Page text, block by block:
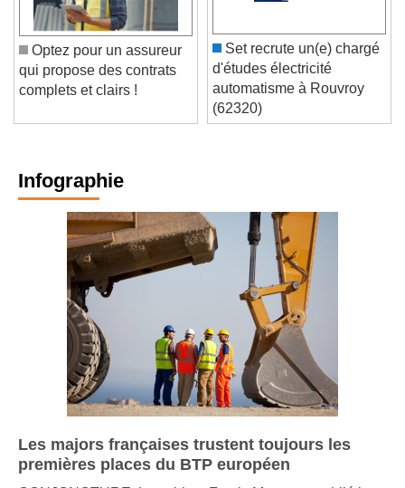
Optez pour un assureur
qui propose des contrats
Set recrute un(e) chargé
d'études électricité
automatisme à Rouvroy
(62320)
Infographie
Les majors françaises trustent toujours les
premières places du BTP européen